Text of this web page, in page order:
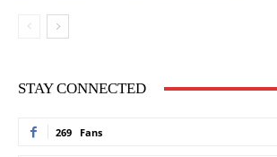
STAY CONNECTED
269 Fans